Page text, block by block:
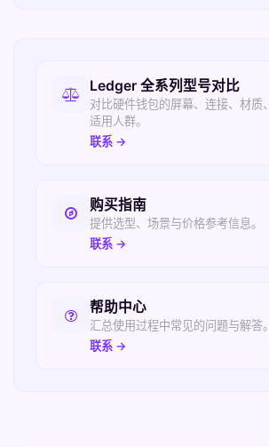
相关入口
Ledger 全系列型号对比
对比硬件钱包的屏幕、连接、材质
适用人群。
联系 →
购买指南
提供选型、场景与价格参考信息。
联系 →
帮助中心
汇总使用过程中常见的问题与解答。
联系 →